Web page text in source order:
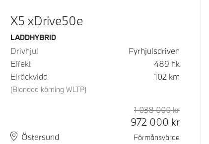
X5 xDrive50e
Bränsle
LADDHYBRID
Drivhjul
Fyrhjulsdriven
Effekt
489 hk
Elräckvidd
(Blandad körning WLTP)
102 km
PlatsÖstersund
Leveranstid
Rek.
1 038 000kr
972 000 kr
Förmånsvärde